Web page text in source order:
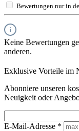
Bewertungen nur in
Keine Bewertungen
anderen.
Exklusive Vorteile im
Abonniere unseren
Neuigkeit oder
E-Mail-Adresse *